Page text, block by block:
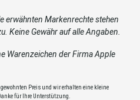
erwähnten Markenrechte stehen
Keine Gewähr auf alle Angaben.
Warenzeichen der Firma Apple
Preis und wir erhalten eine kleine
für Ihre Unterstützung.